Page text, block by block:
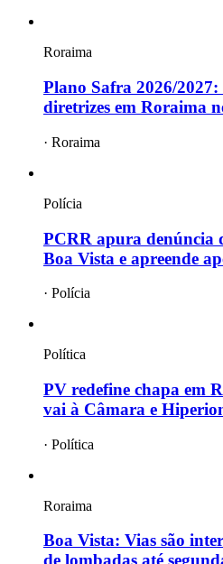
Roraima
Plano Safra 2026/
diretrizes em Roraima
· Roraima
Polícia
PCRR apura denúncia
Boa Vista e apreende
· Polícia
Política
PV redefine chapa em
vai à Câmara e
· Política
Roraima
Boa Vista: Vias são